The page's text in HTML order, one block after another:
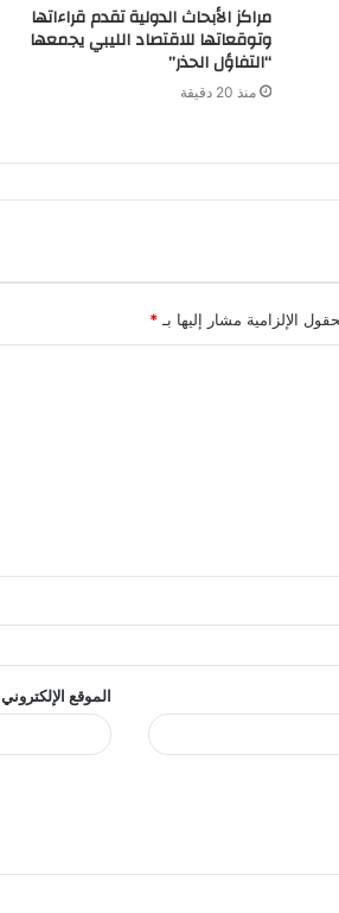
مراكز الأبحاث الدولية تقدم قراءاتها
وتوقعاتها للاقتصاد الليبي يجمعها
“التفاؤل الحذر”
منذ 20 دقيقة
الإلزامية مشار إليها بـ *
الموقع الإلكتروني